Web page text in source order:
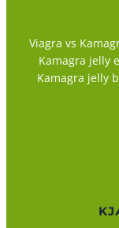
Viagra vs
Kamagra jelly
Kamagra jelly